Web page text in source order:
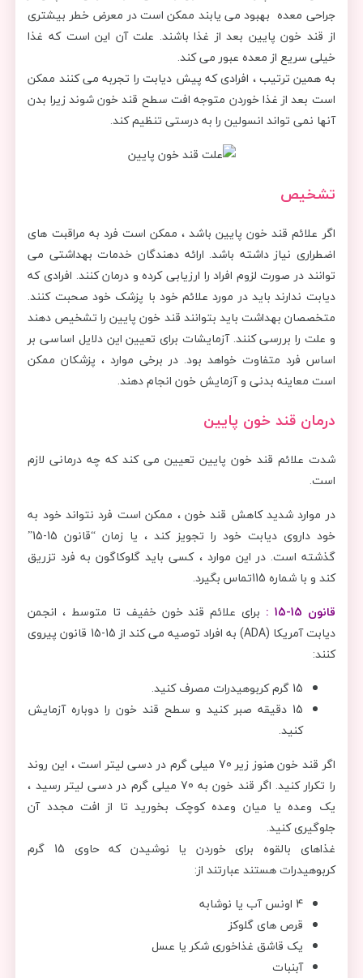
جراحی معده بهبود می یابند ممکن است در معرض خطر بیشتری
از قند خون پایین بعد از غذا باشند. علت آن این است که غذا
خیلی سریع از معده عبور می کند.
به همین ترتیب ، افرادی که پیش دیابت را تجربه می کنند ممکن
است بعد از غذا خوردن متوجه افت سطح قند خون شوند زیرا بدن
آنها نمی تواند انسولین را به درستی تنظیم کند.
تشخیص
اگر علائم قند خون پایین باشد ، ممکن است فرد به مراقبت های
اضطراری نیاز داشته باشد. ارائه دهندگان خدمات بهداشتی می
توانند در صورت لزوم افراد را ارزیابی کرده و درمان کنند. افرادی که
دیابت ندارند باید در مورد علائم خود با پزشک خود صحبت کنند.
متخصصان بهداشت باید بتوانند قند خون پایین را تشخیص دهند
و علت را بررسی کنند. آزمایشات برای تعیین این دلایل اساسی بر
اساس فرد متفاوت خواهد بود. در برخی موارد ، پزشکان ممکن
است معاینه بدنی و آزمایش خون انجام دهند.
درمان قند خون پایین
شدت علائم قند خون پایین تعیین می کند که چه درمانی لازم
است.
در موارد شدید کاهش قند خون ، ممکن است فرد نتواند خود به
خود داروی دیابت خود را تجویز کند ، یا زمان “قانون 15-15”
گذشته است. در این موارد ، کسی باید گلوکاگون به فرد تزریق
کند و با شماره 115تماس بگیرد.
قانون 15-15 :
برای علائم قند خون خفیف تا متوسط ​​، انجمن
دیابت آمریکا (ADA) به افراد توصیه می کند از 15-15 قانون پیروی
کنند:
15 گرم کربوهیدرات مصرف کنید.
15 دقیقه صبر کنید و سطح قند خون را دوباره آزمایش
کنید.
اگر قند خون هنوز زیر 70 میلی گرم در دسی لیتر است ، این روند
را تکرار کنید. اگر قند خون به 70 میلی گرم در دسی لیتر رسید ،
یک وعده یا میان وعده کوچک بخورید تا از افت مجدد آن
جلوگیری کنید.
غذاهای بالقوه برای خوردن یا نوشیدن که حاوی 15 گرم
کربوهیدرات هستند عبارتند از:
4 اونس آب یا نوشابه
قرص های گلوکز
یک قاشق غذاخوری شکر یا عسل
آبنبات